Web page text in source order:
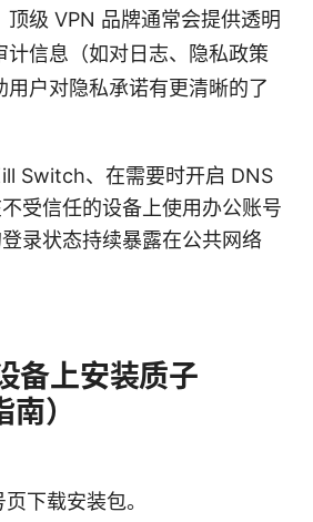
顶级 VPN 品牌通常会提供透明
计信息（如对日志、隐私政策
用户对隐私承诺有更清晰的了
Switch、在需要时开启 DNS
受信任的设备上使用办公账号
录状态持续暴露在公共网络
备上安装质子
）
下载安装包。